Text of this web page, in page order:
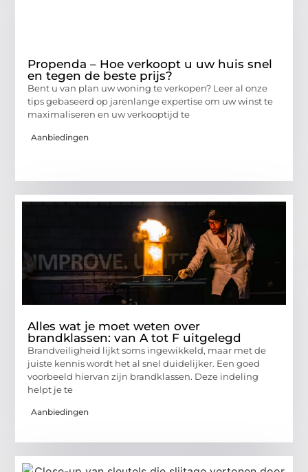
Propenda – Hoe verkoopt u uw huis snel
en tegen de beste prijs?
Bent u van plan uw woning te verkopen? Leer al onze
tips gebaseerd op jarenlange expertise om uw winst te
maximaliseren en uw verkooptijd te
Aanbiedingen
Alles wat je moet weten over
brandklassen: van A tot F uitgelegd
Brandveiligheid lijkt soms ingewikkeld, maar met de
juiste kennis wordt het al snel duidelijker. Een goed
voorbeeld hiervan zijn brandklassen. Deze indeling
helpt je te
Aanbiedingen